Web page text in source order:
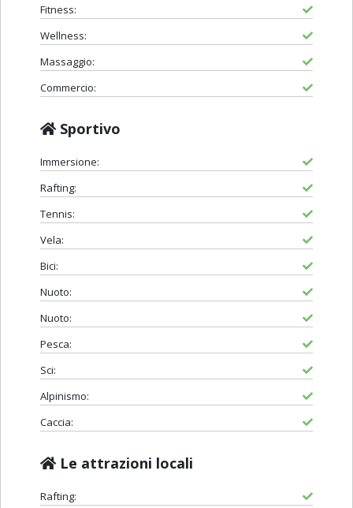
Fitness:
Wellness:
Massaggio:
Commercio:
Sportivo
Immersione:
Rafting:
Tennis:
Vela:
Bici:
Nuoto:
Nuoto:
Pesca:
Sci:
Alpinismo:
Caccia:
Le attrazioni locali
Rafting: